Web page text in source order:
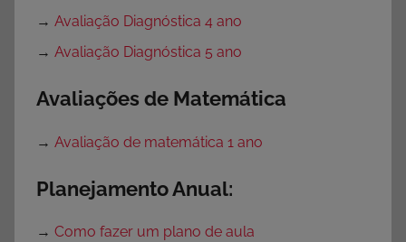
→ Avaliação Diagnóstica 4 ano
→ Avaliação Diagnóstica 5 ano
Avaliações de Matemática
→ Avaliação de matemática 1 ano
Planejamento Anual:
→ Como fazer um plano de aula